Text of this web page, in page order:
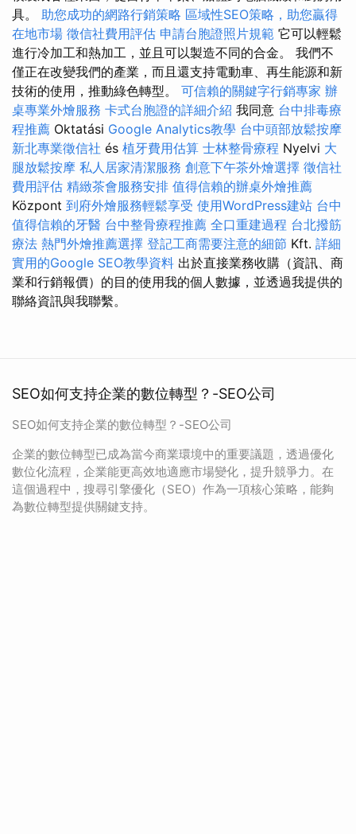
具。 助您成功的網路行銷策略 區域性SEO策略，助您贏得
在地市場 徵信社費用評估 申請台胞證照片規範 它可以輕鬆
進行冷加工和熱加工，並且可以製造不同的合金。 我們不
僅正在改變我們的產業，而且還支持電動車、再生能源和新
技術的使用，推動綠色轉型。 可信賴的關鍵字行銷專家 辦
桌專業外燴服務 卡式台胞證的詳細介紹 我同意 台中排毒療
程推薦 Oktatási Google Analytics教學 台中頭部放鬆按摩
新北專業徵信社 és 植牙費用估算 士林整骨療程 Nyelvi 大
腿放鬆按摩 私人居家清潔服務 創意下午茶外燴選擇 徵信社
費用評估 精緻茶會服務安排 值得信賴的辦桌外燴推薦
Központ 到府外燴服務輕鬆享受 使用WordPress建站 台中
值得信賴的牙醫 台中整骨療程推薦 全口重建過程 台北撥筋
療法 熱門外燴推薦選擇 登記工商需要注意的細節 Kft. 詳細
實用的Google SEO教學資料 出於直接業務收購（資訊、商
業和行銷報價）的目的使用我的個人數據，並透過我提供的
聯絡資訊與我聯繫。
SEO如何支持企業的數位轉型？-SEO公司
SEO如何支持企業的數位轉型？-SEO公司
企業的數位轉型已成為當今商業環境中的重要議題，透過優化
數位化流程，企業能更高效地適應市場變化，提升競爭力。在
這個過程中，搜尋引擎優化（SEO）作為一項核心策略，能夠
為數位轉型提供關鍵支持。